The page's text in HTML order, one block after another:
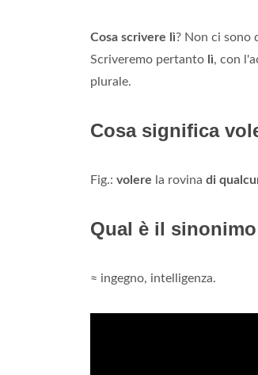
Cosa scrivere lì? Non ci sono
Scriveremo pertanto lì, con
plurale.
Cosa significa
Fig.: volere la rovina di
Qual è il
≈ ingegno, intelligenza.